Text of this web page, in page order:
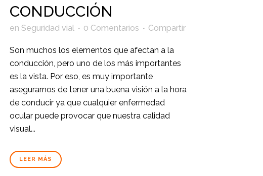
CONDUCCIÓN
en Seguridad vial 0 Comentarios Compartir
Son muchos los elementos que afectan a la
conducción, pero uno de los más importantes
es la vista. Por eso, es muy importante
asegurarnos de tener una buena visión a la hora
de conducir ya que cualquier enfermedad
ocular puede provocar que nuestra calidad
visual...
LEER MÁS